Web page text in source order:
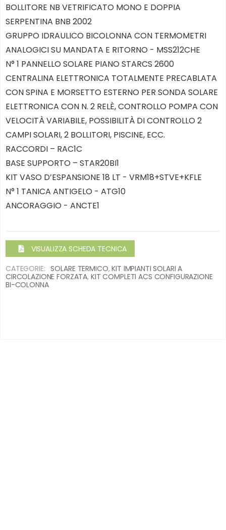
BOLLITORE NB VETRIFICATO MONO E DOPPIA
SERPENTINA BNB 2002
GRUPPO IDRAULICO BICOLONNA CON TERMOMETRI
ANALOGICI SU MANDATA E RITORNO - MSS212CHE
N° 1 PANNELLO SOLARE PIANO STARCS 2600
CENTRALINA ELETTRONICA TOTALMENTE PRECABLATA
CON SPINA E MORSETTO ESTERNO PER SONDA SOLARE
ELETTRONICA CON N. 2 RELÈ, CONTROLLO POMPA CON
VELOCITÀ VARIABILE, POSSIBILITÀ DI CONTROLLO 2
CAMPI SOLARI, 2 BOLLITORI, PISCINE, ECC.
RACCORDI – RAC1C
BASE SUPPORTO – STAR20BI1
KIT VASO D’ESPANSIONE 18 LT - VRM18+STVE+KFLE
N° 1 TANICA ANTIGELO - ATG10
ANCORAGGIO - ANCTE1
VISUALIZZA SCHEDA TECNICA
CATEGORIE: SOLARE TERMICO,KIT IMPIANTI SOLARI A
CIRCOLAZIONE FORZATA, KIT COMPLETI ACS CONFIGURAZIONE
BI-COLONNA